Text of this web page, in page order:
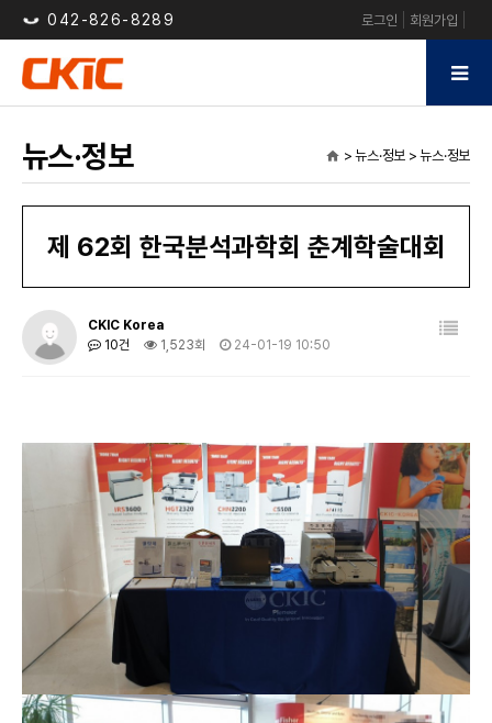
042-826-8289 로그인 회원가입
뉴스·정보 home > 뉴스·정보 > 뉴스·정보
제 62회 한국분석과학회 춘계학술대회
CKIC Korea
10건
1,523회 24-01-19 10:50